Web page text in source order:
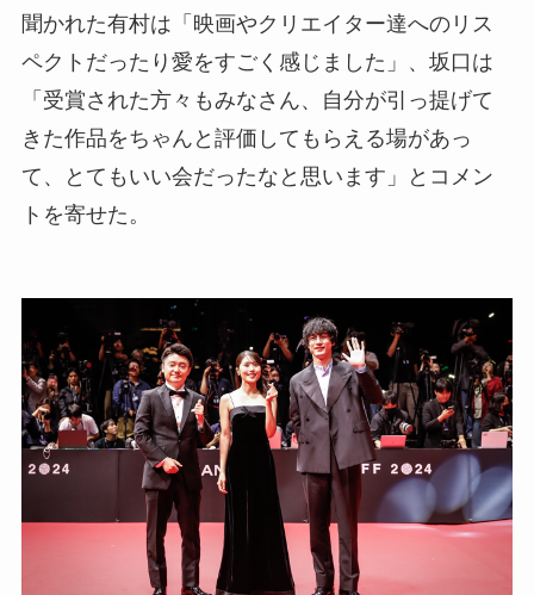
聞かれた有村は「映画やクリエイター達へのリス
ペクトだったり愛をすごく感じました」、坂口は
「受賞された方々もみなさん、自分が引っ提げて
きた作品をちゃんと評価してもらえる場があっ
て、とてもいい会だったなと思います」とコメン
トを寄せた。